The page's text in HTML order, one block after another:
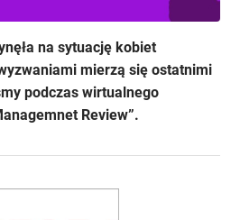
na sytuację kobiet
mierzą się ostatnimi
podczas wirtualnego
Review”.